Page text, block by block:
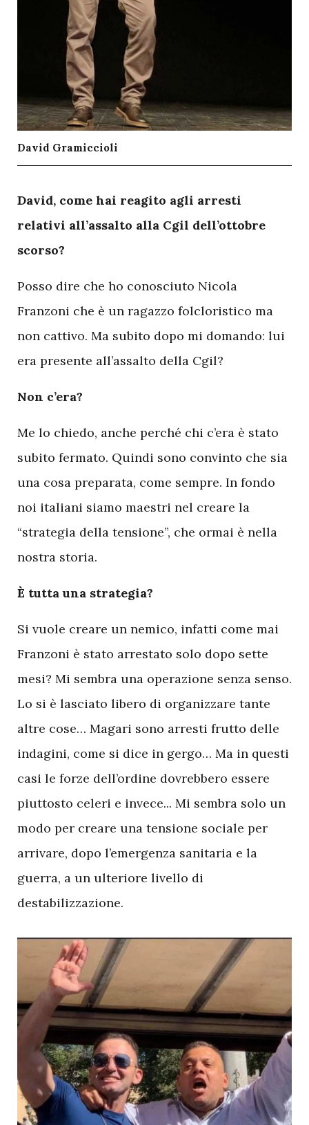
David Gramiccioli
David, come hai reagito agli arresti
relativi all’assalto alla Cgil dell’ottobre
scorso?
Posso dire che ho conosciuto Nicola
Franzoni che è un ragazzo folcloristico ma
non cattivo. Ma subito dopo mi domando: lui
era presente all’assalto della Cgil?
Non c’era?
Me lo chiedo, anche perché chi c’era è stato
subito fermato. Quindi sono convinto che sia
una cosa preparata, come sempre. In fondo
noi italiani siamo maestri nel creare la
“strategia della tensione”, che ormai è nella
nostra storia.
È tutta una strategia?
Si vuole creare un nemico, infatti come mai
Franzoni è stato arrestato solo dopo sette
mesi? Mi sembra una operazione senza senso.
Lo si è lasciato libero di organizzare tante
altre cose… Magari sono arresti frutto delle
indagini, come si dice in gergo… Ma in questi
casi le forze dell’ordine dovrebbero essere
piuttosto celeri e invece... Mi sembra solo un
modo per creare una tensione sociale per
arrivare, dopo l’emergenza sanitaria e la
guerra, a un ulteriore livello di
destabilizzazione.